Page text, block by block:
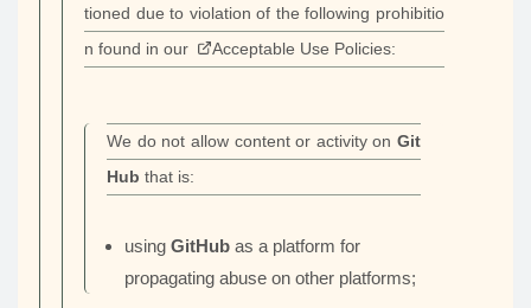
tioned due to violation of the following prohibitio
n found in our
Acceptable Use Policies:
We do not allow content or activity on Git
Hub that is:
using GitHub as a platform for
propagating abuse on other platforms;